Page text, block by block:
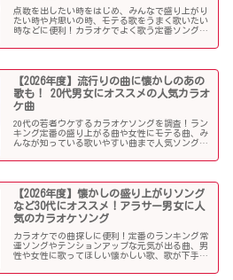
点数を出したい時をはじめ、みんなで盛り上がり
たい時や片思いの時、モテる歌をうまく歌いたい
時などに便利！カラオケでよく歌う定番ソングか
っ盛りの10代男子・女子にオススメの人気カラオ
【2026年度】流行りの曲に懐かしのあの
歌も！ 20代男女にオススメの人気カラオ
ケ曲
20代の若者ウケするカラオケソングを調査！ラン
キング定番の盛り上がる曲や女性にモテる曲、み
んなが知っている歌いやすい曲まで人気ソングが
別会、上司ウケしたい時などにオススメです！
【2026年度】懐かしの盛り上がりソング
など30代にオススメ！アラサー男女に人
気のカラオケソング
カラオケでの曲探しに便利！定番のランキング常
連ソングやテンションアップな元気が出る曲、男
性や女性に歌ってほしい懐かしい歌、歌が下手で
カラオケ曲をご紹介します！